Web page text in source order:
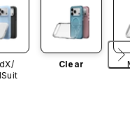
Clear